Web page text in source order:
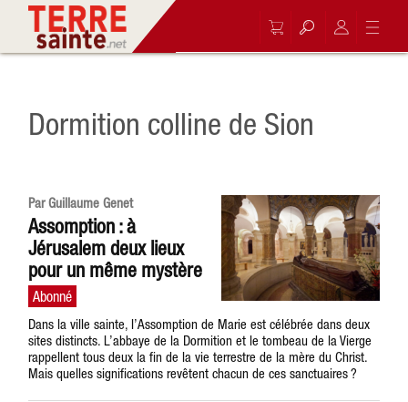
Dormition colline de Sion
Par Guillaume Genet
Assomption : à
Jérusalem deux lieux
pour un même mystère
Dans la ville sainte, l’Assomption de Marie est célébrée dans deux
sites distincts. L’abbaye de la Dormition et le tombeau de la Vierge
rappellent tous deux la fin de la vie terrestre de la mère du Christ.
Mais quelles significations revêtent chacun de ces sanctuaires ?